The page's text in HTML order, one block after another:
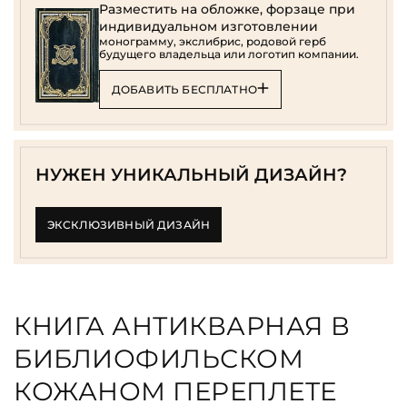
Разместить на обложке, форзаце при
индивидуальном изготовлении
монограмму, экслибрис, родовой герб
будущего владельца или логотип компании.
ДОБАВИТЬ БЕСПЛАТНО
НУЖЕН УНИКАЛЬНЫЙ ДИЗАЙН?
ЭКСКЛЮЗИВНЫЙ ДИЗАЙН
КНИГА АНТИКВАРНАЯ В
БИБЛИОФИЛЬСКОМ
КОЖАНОМ ПЕРЕПЛЕТЕ